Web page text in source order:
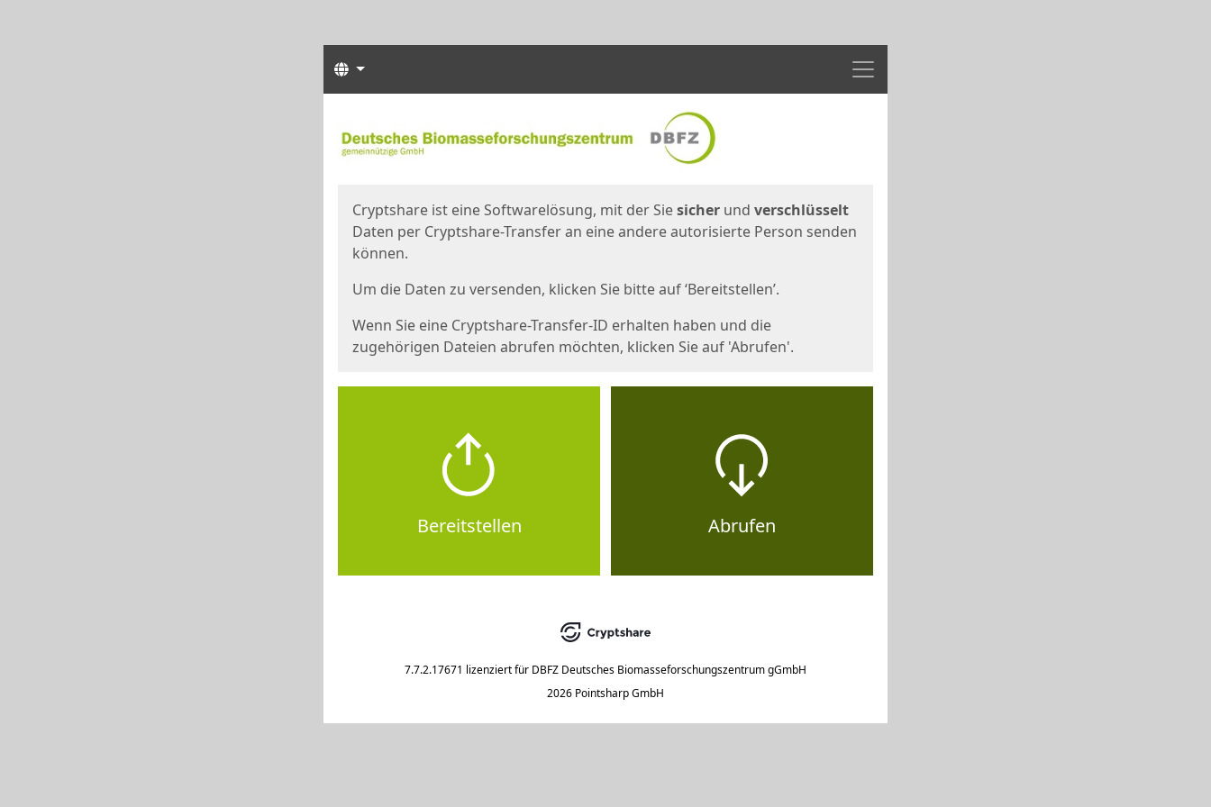
Menü
Sprachen
Cryptshare ist eine Softwarelösung, mit der Siesicher und verschlüsselt
Daten per Cryptshare-Transfer an eine andere autorisierte Person senden
können.
Um die Daten zu versenden, klicken Sie bitte auf ‘Bereitstellen’.
Wenn Sie eine Cryptshare-Transfer-ID erhalten haben und die
zugehörigen Dateien abrufen möchten, klicken Sie auf 'Abrufen'.
Bereitstellen Abrufen
7.7.2.17671 lizenziert für DBFZ Deutsches Biomasseforschungszentrum gGmbH
2026 Pointsharp GmbH